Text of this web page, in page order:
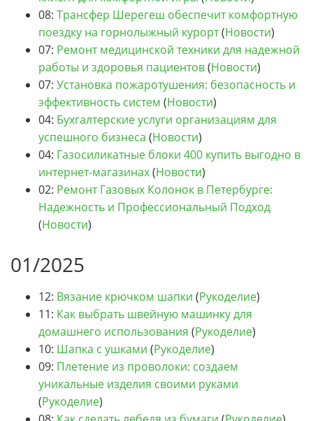
08: Трансфер Шерегеш обеспечит комфортную
поездку на горнолыжный курорт(Новости)
07: Ремонт медицинской техники для надежной
работы и здоровья пациентов(Новости)
07: Установка пожаротушения: безопасность и
эффективность систем (Новости)
04: Бухгалтерские услуги организациям для
успешного бизнеса (Новости)
04: Газосиликатные блоки 400 купить выгодно в
интернет-магазинах(Новости)
02: Ремонт Газовых Колонок в Петербурге:
Надежность и Профессиональный Подход
(Новости)
01/2025
12: Вязание крючком шапки (Рукоделие)
11: Как выбрать швейную машинку для
домашнего использования (Рукоделие)
10: Шапка с ушками (Рукоделие)
09: Плетение из проволоки: создаем
уникальные изделия своими руками
(Рукоделие)